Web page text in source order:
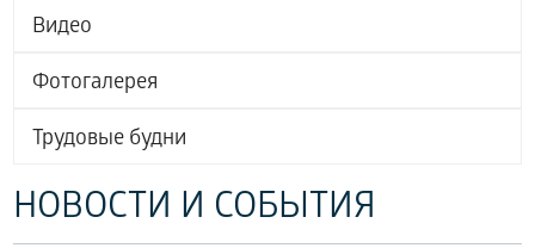
Видео
Фотогалерея
Трудовые будни
НОВОСТИ И СОБЫТИЯ